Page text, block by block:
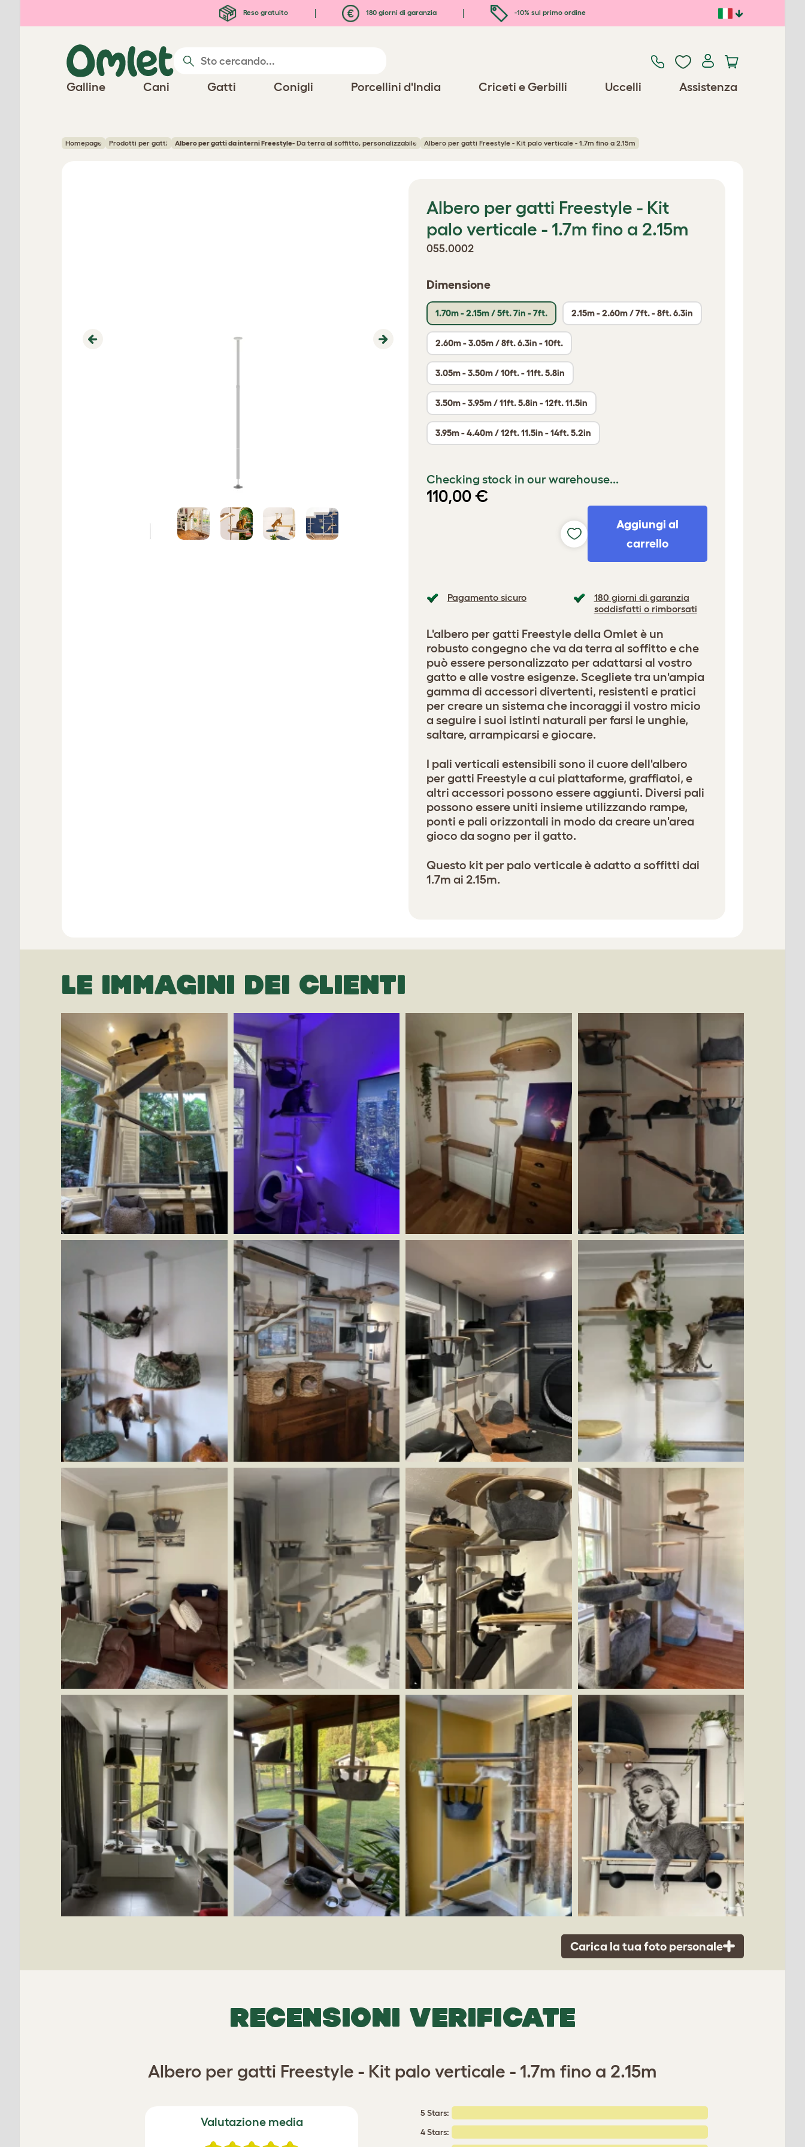
Reso gratuito 180 giorni di garanzia -10% sul primo ordine
Galline Cani Gatti Conigli Porcellini d'India Criceti e Gerbilli Uccelli Assistenza
Homepage Prodotti per gatti Albero per gatti da interni Freestyle- Da terra al soffitto, personalizzabile Albero per gatti Freestyle - Kit palo verticale - 1.7m fino a 2.15m
Previous Next
Albero per gatti Freestyle - Kit
palo verticale - 1.7m fino a 2.15m
055.0002
Dimensione
1.70m - 2.15m / 5ft. 7in - 7ft. 2.15m - 2.60m / 7ft. - 8ft. 6.3in
2.60m - 3.05m / 8ft. 6.3in - 10ft.
3.05m - 3.50m / 10ft. - 11ft. 5.8in
3.50m - 3.95m / 11ft. 5.8in - 12ft. 11.5in
3.95m - 4.40m / 12ft. 11.5in - 14ft. 5.2in
Checking stock in our warehouse...
110,00 €
Aggiungi al
carrello
Pagamento sicuro
180 giorni di garanzia
soddisfatti o rimborsati
L'albero per gatti Freestyle della Omlet è un
robusto congegno che va da terra al soffitto e che
può essere personalizzato per adattarsi al vostro
gatto e alle vostre esigenze. Scegliete tra un'ampia
gamma di accessori divertenti, resistenti e pratici
per creare un sistema che incoraggi il vostro micio
a seguire i suoi istinti naturali per farsi le unghie,
saltare, arrampicarsi e giocare.
I pali verticali estensibili sono il cuore dell'albero
per gatti Freestyle a cui piattaforme, graffiatoi, e
altri accessori possono essere aggiunti. Diversi pali
possono essere uniti insieme utilizzando rampe,
ponti e pali orizzontali in modo da creare un'area
gioco da sogno per il gatto.
Questo kit per palo verticale è adatto a soffitti dai
1.7m ai 2.15m.
LE IMMAGINI DEI CLIENTI
Carica la tua foto personale
RECENSIONI VERIFICATE
Albero per gatti Freestyle - Kit palo verticale - 1.7m fino a 2.15m
Valutazione media
5 Stars:
4 Stars: